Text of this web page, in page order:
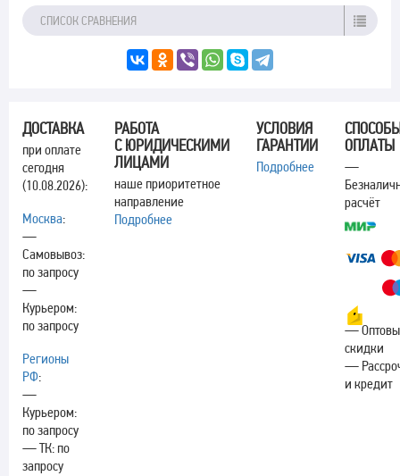
СПИСОК СРАВНЕНИЯ
ДОСТАВКА
при оплате
сегодня
(10.08.2026):
Москва:
—
Самовывоз:
по запросу
—
Курьером:
по запросу
Регионы
РФ:
—
Курьером:
по запросу
— ТК: по
запросу
РАБОТА
С ЮРИДИЧЕСКИМИ
ЛИЦАМИ
наше приоритетное
направление
Подробнее
УСЛОВИЯ
ГАРАНТИИ
Подробнее
ОПЛАТЫ
—
расчёт
—
скидки
—
и кредит